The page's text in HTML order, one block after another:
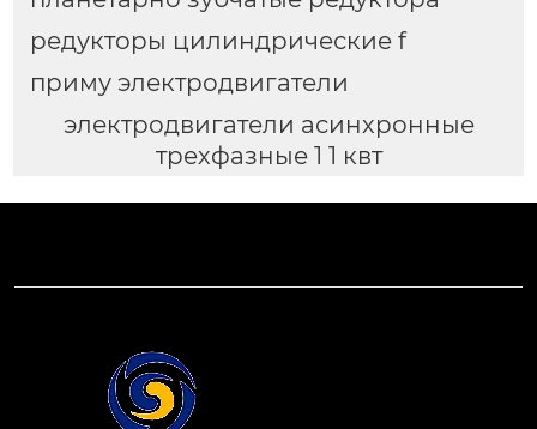
редукторы цилиндрические f
приму электродвигатели
электродвигатели асинхронные
трехфазные 1 1 квт